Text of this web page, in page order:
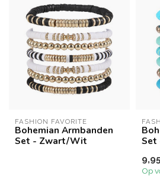
FASHION FAVORITE
Bohemian Armbanden
Set - Zwart/Wit
Set
9,95
Op